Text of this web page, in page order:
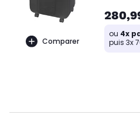
Comparer
ou 4x
puis 3x